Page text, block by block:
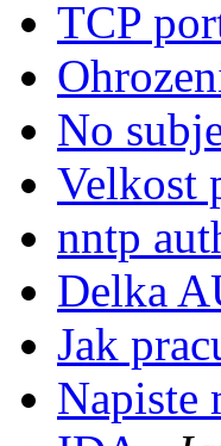
TCP
No
Velkost
nntp
Delka
Jak
Napiste